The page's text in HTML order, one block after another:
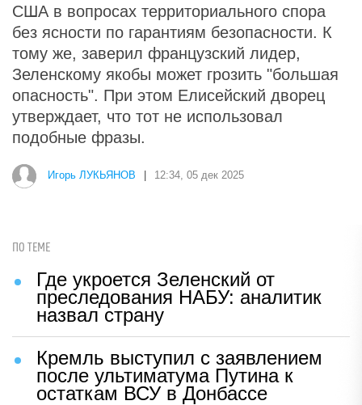
США в вопросах территориального спора
без ясности по гарантиям безопасности. К
тому же, заверил французский лидер,
Зеленскому якобы может грозить "большая
опасность". При этом Елисейский дворец
утверждает, что тот не использовал
подобные фразы.
Игорь ЛУКЬЯНОВ 12:34, 05 дек 2025
ПО ТЕМЕ
Где укроется Зеленский от
преследования НАБУ: аналитик
назвал страну
Кремль выступил с заявлением
после ультиматума Путина к
остаткам ВСУ в Донбассе